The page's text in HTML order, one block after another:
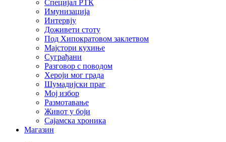
Специјал РТК
Имунизација
Интервју
Доживети стоту
Под Хипократовом заклетвом
Мајстори кухиње
Суграђани
Разговор с поводом
Хероји мог града
Шумадијски праг
Мој избор
Размотавање
Живот у боји
Сајамска хроника
Магазин